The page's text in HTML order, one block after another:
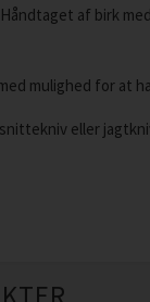
af birk
mulighed for at
eller